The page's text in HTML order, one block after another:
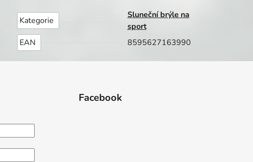
Kategorie
Sluneční brýle na
sport
EAN
8595627163990
Facebook